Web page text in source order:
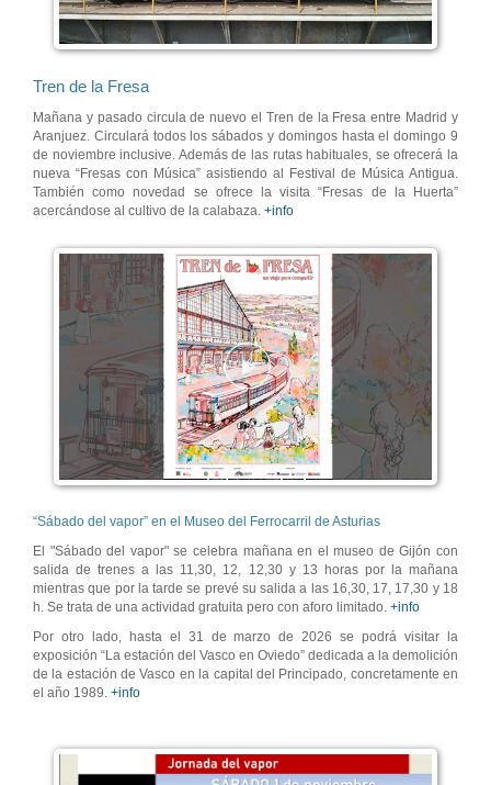
Tren de la Fresa
Mañana y pasado circula de nuevo el Tren de la Fresa entre Madrid y
Aranjuez. Circulará todos los sábados y domingos hasta el domingo 9
de noviembre inclusive. Además de las rutas habituales, se ofrecerá la
nueva “Fresas con Música” asistiendo al Festival de Música Antigua.
También como novedad se ofrece la visita “Fresas de la Huerta”
acercándose al cultivo de la calabaza. +info
“Sábado del vapor” en el Museo del Ferrocarril de Asturias
El "Sábado del vapor" se celebra mañana en el museo de Gijón con
salida de trenes a las 11,30, 12, 12,30 y 13 horas por la mañana
mientras que por la tarde se prevé su salida a las 16,30, 17, 17,30 y 18
h. Se trata de una actividad gratuita pero con aforo limitado. +info
Por otro lado, hasta el 31 de marzo de 2026 se podrá visitar la
exposición “La estación del Vasco en Oviedo” dedicada a la demolición
de la estación de Vasco en la capital del Principado, concretamente en
el año 1989. +info